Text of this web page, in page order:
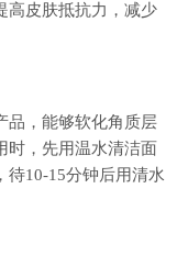
高皮肤抵抗力，减少
品，能够软化角质层
时，先用温水清洁面
待10-15分钟后用清水